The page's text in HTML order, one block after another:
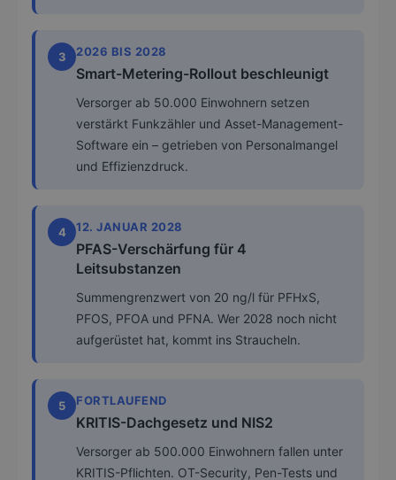
3 2026 BIS 2028
Smart-Metering-Rollout beschleunigt
Versorger ab 50.000 Einwohnern setzen
verstärkt Funkzähler und Asset-Management-
Software ein – getrieben von Personalmangel
und Effizienzdruck.
4 12. JANUAR 2028
PFAS-Verschärfung für 4
Leitsubstanzen
Summengrenzwert von 20 ng/l für PFHxS,
PFOS, PFOA und PFNA. Wer 2028 noch nicht
aufgerüstet hat, kommt ins Straucheln.
5 FORTLAUFEND
KRITIS-Dachgesetz und NIS2
Versorger ab 500.000 Einwohnern fallen unter
KRITIS-Pflichten. OT-Security, Pen-Tests und